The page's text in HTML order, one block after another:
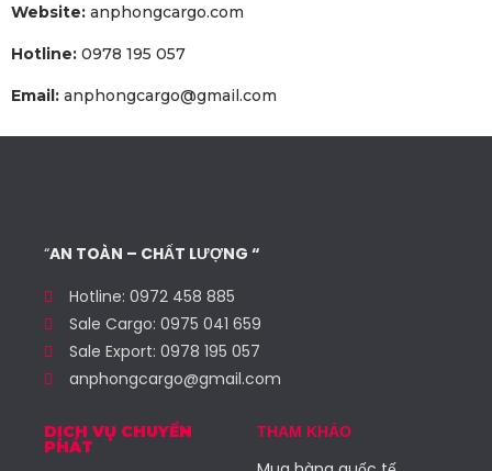
Website: anphongcargo.com
Hotline: 0978 195 057
Email: anphongcargo@gmail.com
“AN TOÀN – CHẤT LƯỢNG “
Hotline: 0972 458 885
Sale Cargo: 0975 041 659
Sale Export: 0978 195 057
anphongcargo@gmail.com
DỊCH VỤ CHUYỂN
PHÁT
THAM KHẢO